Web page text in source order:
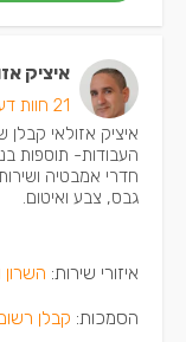
איציק
21 חוות דעת
איציק אזולאי קבלן
העבודות- תוספות
חדרי אמבטיה
גבס, צבע ואיטום.
איזורי שירות:
הסמכות: קבלן